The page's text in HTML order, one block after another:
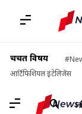
चर्चित विषय
आर्टिफिशियल इंटेलिजेंस